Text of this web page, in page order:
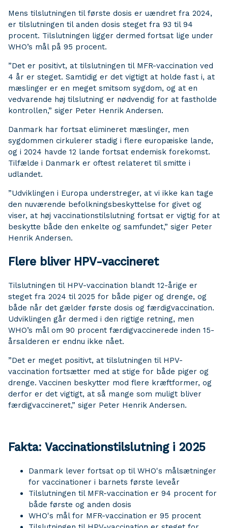
Mens tilslutningen til første dosis er uændret fra 2024,
er tilslutningen til anden dosis steget fra 93 til 94
procent. Tilslutningen ligger dermed fortsat lige under
WHO’s mål på 95 procent.
”Det er positivt, at tilslutningen til MFR-vaccination ved
4 år er steget. Samtidig er det vigtigt at holde fast i, at
mæslinger er en meget smitsom sygdom, og at en
vedvarende høj tilslutning er nødvendig for at fastholde
kontrollen,” siger Peter Henrik Andersen.
Danmark har fortsat elimineret mæslinger, men
sygdommen cirkulerer stadig i flere europæiske lande,
og i 2024 havde 12 lande fortsat endemisk forekomst.
Tilfælde i Danmark er oftest relateret til smitte i
udlandet.
”Udviklingen i Europa understreger, at vi ikke kan tage
den nuværende befolkningsbeskyttelse for givet og
viser, at høj vaccinationstilslutning fortsat er vigtig for at
beskytte både den enkelte og samfundet,” siger Peter
Henrik Andersen.
Flere bliver HPV-vaccineret
Tilslutningen til HPV-vaccination blandt 12-årige er
steget fra 2024 til 2025 for både piger og drenge, og
både når det gælder første dosis og færdigvaccination.
Udviklingen går dermed i den rigtige retning, men
WHO’s mål om 90 procent færdigvaccinerede inden 15-
årsalderen er endnu ikke nået.
”Det er meget positivt, at tilslutningen til HPV-
vaccination fortsætter med at stige for både piger og
drenge. Vaccinen beskytter mod flere kræftformer, og
derfor er det vigtigt, at så mange som muligt bliver
færdigvaccineret,” siger Peter Henrik Andersen.
Fakta: Vaccinationstilslutning i 2025
Danmark lever fortsat op til WHO's målsætninger
for vaccinationer i barnets første leveår
Tilslutningen til MFR-vaccination er 94 procent for
både første og anden dosis
WHO's mål for MFR-vaccination er 95 procent